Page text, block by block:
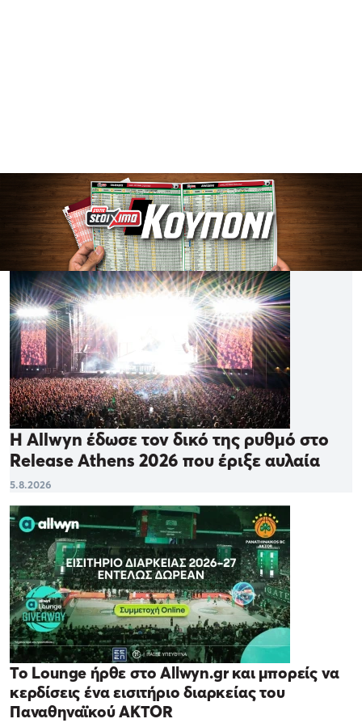
Η Allwyn έδωσε τον δικό της ρυθμό στο
Release Athens 2026 που έριξε αυλαία
5.8.2026
Το Lounge ήρθε στο Allwyn.gr και μπορείς να
κερδίσεις ένα εισιτήριο διαρκείας του
Παναθηναϊκού AKTOR